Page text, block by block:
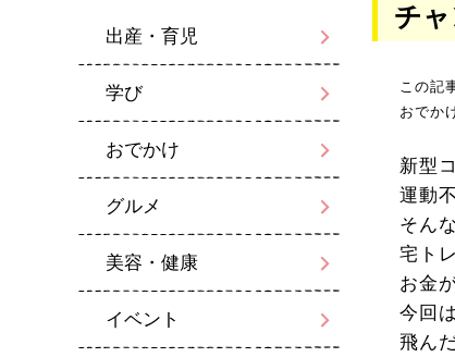
チ
この記
おでか
新型
運動
そん
宅ト
お金
今回
飛ん
出産・育児
学び
おでかけ
グルメ
美容・健康
イベント